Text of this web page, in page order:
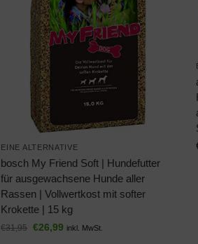
EINE ALTERNATIVE
bosch My Friend Soft | Hundefutter
für ausgewachsene Hunde aller
Rassen | Vollwertkost mit softer
Krokette | 15 kg
€31,95 €26,99 inkl. MwSt.